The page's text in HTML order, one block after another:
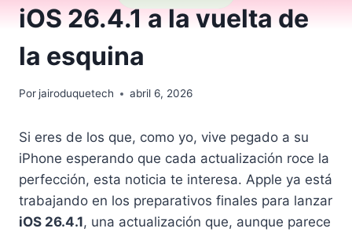
iOS 26.4.1 a la vuelta de
la esquina
Por jairoduquetech abril 6, 2026
Si eres de los que, como yo, vive pegado a su
iPhone esperando que cada actualización roce la
perfección, esta noticia te interesa. Apple ya está
trabajando en los preparativos finales para lanzar
iOS 26.4.1, una actualización que, aunque parece